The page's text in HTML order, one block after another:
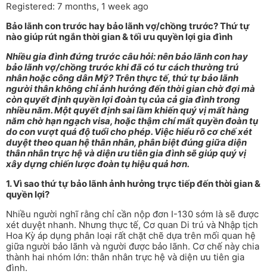
Registered: 7 months, 1 week ago
Bảo lãnh con trước hay bảo lãnh vợ/chồng trước? Thứ tự
nào giúp rút ngắn thời gian & tối ưu quyền lợi gia đình
Nhiều gia đình đứng trước câu hỏi: nên bảo lãnh con hay
bảo lãnh vợ/chồng trước khi đã có tư cách thường trú
nhân hoặc công dân Mỹ? Trên thực tế, thứ tự bảo lãnh
người thân không chỉ ảnh hưởng đến thời gian chờ đợi mà
còn quyết định quyền lợi đoàn tụ của cả gia đình trong
nhiều năm. Một quyết định sai lầm khiến quý vị mất hàng
năm chờ hạn ngạch visa, hoặc thậm chí mất quyền đoàn tụ
do con vượt quá độ tuổi cho phép. Việc hiểu rõ cơ chế xét
duyệt theo quan hệ thân nhân, phân biệt đúng giữa diện
thân nhân trực hệ và diện ưu tiên gia đình sẽ giúp quý vị
xây dựng chiến lược đoàn tụ hiệu quả hơn.
1. Vì sao thứ tự bảo lãnh ảnh hưởng trực tiếp đến thời gian &
quyền lợi?
Nhiều người nghĩ rằng chỉ cần nộp đơn I-130 sớm là sẽ được
xét duyệt nhanh. Nhưng thực tế, Cơ quan Di trú và Nhập tịch
Hoa Kỳ áp dụng phân loại rất chặt chẽ dựa trên mối quan hệ
giữa người bảo lãnh và người được bảo lãnh. Cơ chế này chia
thành hai nhóm lớn: thân nhân trực hệ và diện ưu tiên gia
đình.